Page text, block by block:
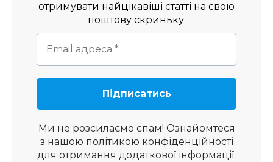
отримувати найцікавіші статті на свою
поштову скриньку.
Ми не розсилаємо спам! Ознайомтеся
з нашою політикою конфіденційності
для отримання додаткової інформації.